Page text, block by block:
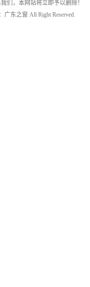
们，本网站将立即予以删除！
广东之窗 All Right Reserved.